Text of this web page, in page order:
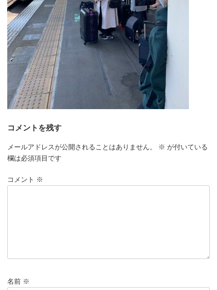
コメントを残す
メールアドレスが公開されることはありません。 ※ が付いている
欄は必須項目です
コメント ※
名前 ※